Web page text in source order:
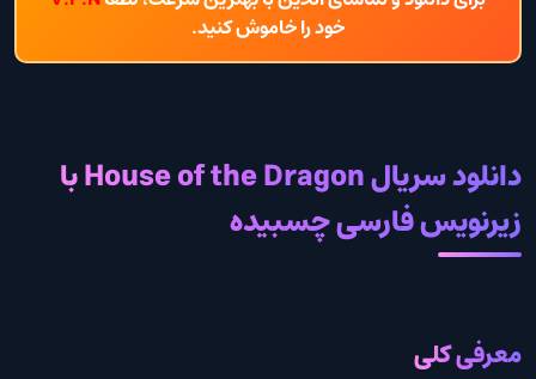
خود را خاموش کنید.
دانلود سریال House of the Dragon با
زیرنویس فارسی چسبیده
معرفی کلی